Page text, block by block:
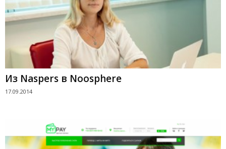
Из Naspers в Noosphere
17.09.2014